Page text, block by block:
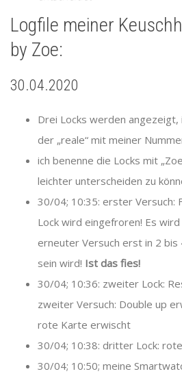
Logfile meiner
by Zoe:
30.04.2020
Drei Locks werden angezeigt,
der „reale“ mit meiner
ich benenne die Locks mit
leichter unterscheiden zu
30/04; 10:35: erster Versuch:
Lock wird eingefroren! Es
erneuter Versuch erst in 2 bis
sein wird! Ist das fies!
30/04; 10:36: zweiter Lock:
zweiter Versuch: Double up
rote Karte erwischt
30/04; 10:38: dritter Lock:
30/04; 10:50; meine